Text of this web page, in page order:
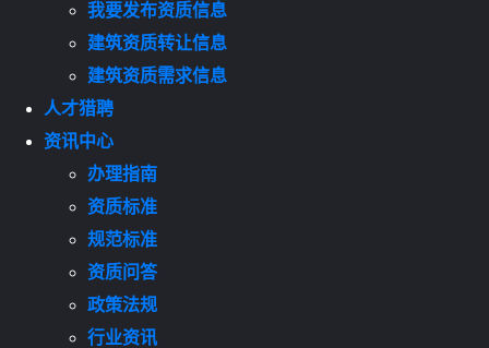
我要发布资质信息
建筑资质转让信息
建筑资质需求信息
人才猎聘
资讯中心
办理指南
资质标准
规范标准
资质问答
政策法规
行业资讯